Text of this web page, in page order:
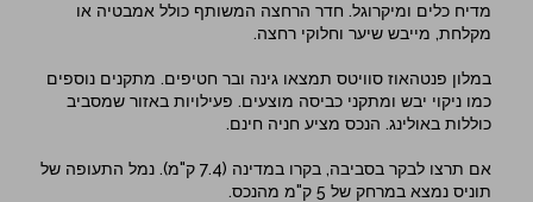
מדיח כלים ומיקרוגל. חדר הרחצה המשותף כולל אמבטיה או
מקלחת, מייבש שיער וחלוקי רחצה.
במלון פנטהאוז סוויטס תמצאו גינה ובר חטיפים. מתקנים נוספים
כמו ניקוי יבש ומתקני כביסה מוצעים. פעילויות באזור שמסביב
כוללות באולינג. הנכס מציע חניה חינם.
אם תרצו לבקר בסביבה, בקרו במדינה (7.4 ק"מ). נמל התעופה של
תוניס נמצא במרחק של 5 ק"מ מהנכס.